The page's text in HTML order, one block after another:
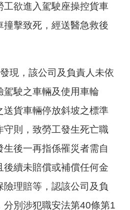
工欲進入駕駛座操控貨車
撞擊致死，經送醫急救後
現，該公司及負責人未依
駕駛之車輛及使用車輪
送貨車輛停放斜坡之標準
守則，致勞工發生死亡職
後一再指係罹災者需自
後續未賠償或補償任何金
理賠等，認該公司及負
分別涉犯職安法第40條第1